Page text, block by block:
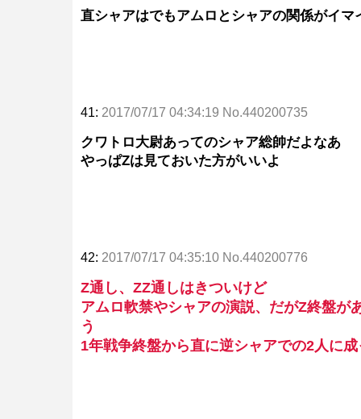
直シャアはでもアムロとシャアの関係がイ
41: 2017/07/17 04:34:19 No.440200735
クワトロ大尉あってのシャア総帥だよなあ
やっぱZは見ておいた方がいいよ
42: 2017/07/17 04:35:10 No.440200776
Z通し、ZZ通しはきついけど
アムロ軟禁やシャアの演説、だがZ終盤
う
1年戦争終盤から直に逆シャアでの2人に